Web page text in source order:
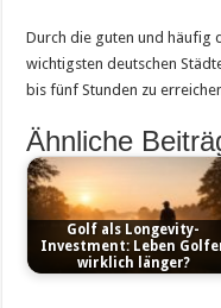
Durch die guten und häufig
wichtigsten deutschen
bis fünf Stunden zu
Ähnliche
Golf als Longevity-
Investment: Leben
wirklich länger?